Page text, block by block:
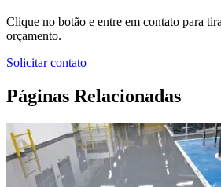
Clique no botão e entre em contato para
orçamento.
Solicitar contato
Páginas Relacionadas